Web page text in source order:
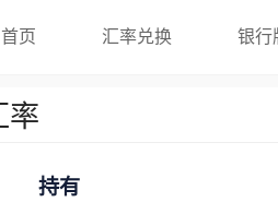
首页 汇率兑换 银行
率
持有